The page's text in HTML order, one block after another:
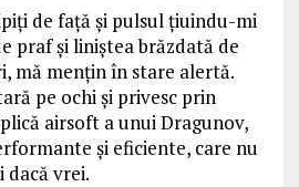
de faţă şi pulsul ţiuindu-mi
praf şi liniştea brăzdată de
mă menţin în stare alertă.
pe ochi şi privesc prin
airsoft a unui Dragunov,
şi eficiente, care nu
dacă vrei.